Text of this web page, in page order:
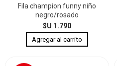
Fila champion funny niño
negro/rosado
$U 1.790